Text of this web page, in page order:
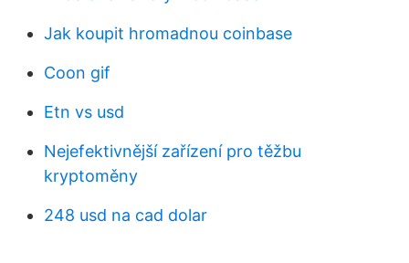
Jak koupit hromadnou coinbase
Coon gif
Etn vs usd
Nejefektivnější zařízení pro těžbu
kryptoměny
248 usd na cad dolar